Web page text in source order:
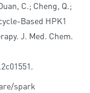
C.; Cheng, Q.;
Based HPK1
J. Med. Chem.
spark